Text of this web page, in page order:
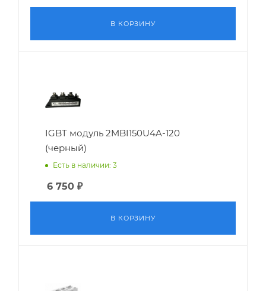
В КОРЗИНУ
IGBT модуль 2MBI150U4A-120
(черный)
Есть в наличии: 3
6 750 ₽
В КОРЗИНУ